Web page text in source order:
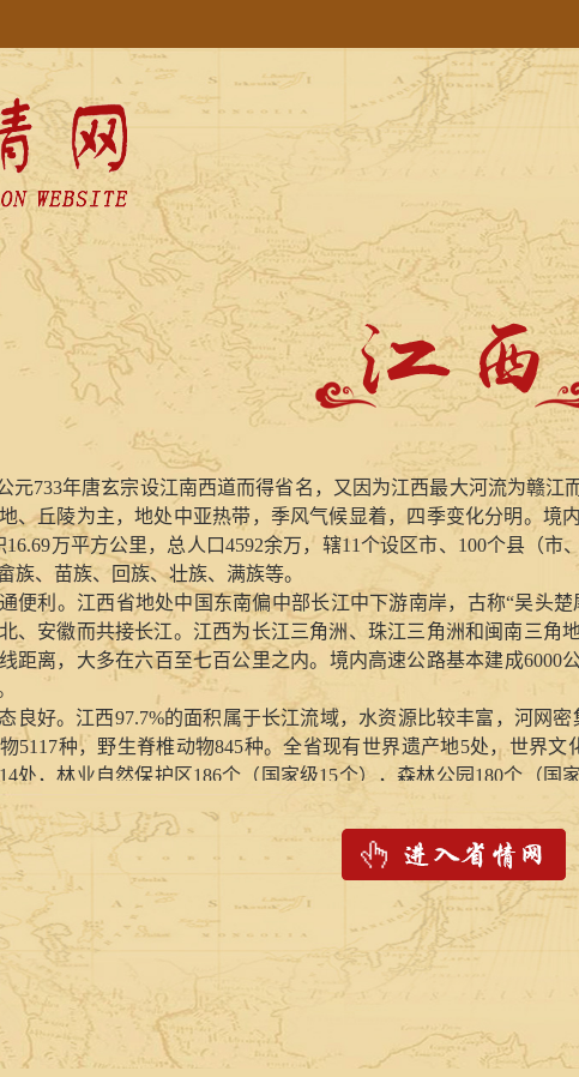
元733年唐玄宗设江南西道而得省名，又因为江西最大河流为赣
、丘陵为主，地处中亚热带，季风气候显着，四季变化分明。境
万平方公里，总人口4592余万，辖11个设区市、100个县（市
族、苗族、回族、壮族、满族等。
便利。江西省地处中国东南偏中部长江中下游南岸，古称“吴头
、安徽而共接长江。江西为长江三角洲、珠江三角洲和闽南三角
距离，大多在六百至七百公里之内。境内高速公路基本建成6000
良好。江西97.7%的面积属于长江流域，水资源比较丰富，河网
5117种，野生脊椎动物845种。全省现有世界遗产地5处，世界
处，林业自然保护区186个（国家级15个），森林公园180个（国
的矿产有九大类139种，在全国居前10位的有81种，有色、稀土
”、“中国铜都”、“有色金属之乡”的美誉。
多样。景德镇的瓷器源远流长，以“白如玉、明如镜、薄如纸、
酒由此而得名。遂川狗牯脑茶叶，曾获巴拿马国际食品博览会
橙、南安板鸭、泰和乌鸡、江铃汽车、凤凰相机、金圣卷烟等，列
璀璨。在中华文明的历史长河中，江西人才辈出，陶渊明、欧阳
学家若群星灿烂，光耀史册。江西红色文化闻名中外。井冈山是
方，安源是中国工人运动的策源地。第二次国内革命战争时期，
了重大贡献。
鲜明。江西农业在全国占有重要地位，是建国以来全国两个从未